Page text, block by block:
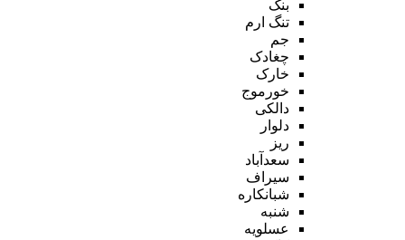
بنک
تنگ ارم
جم
چغادک
خارک
خورموج
دالکی
دلوار
ریز
سعدآباد
سیراف
شبانکاره
شنبه
عسلویه